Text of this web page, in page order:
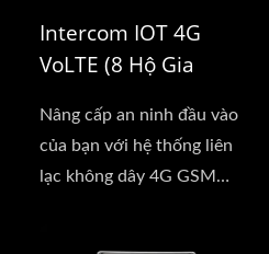
Intercom IOT 4G
VoLTE (8 Hộ Gia
Nâng cấp an ninh đầu vào
của bạn với hệ thống liên
lạc không dây 4G GSM